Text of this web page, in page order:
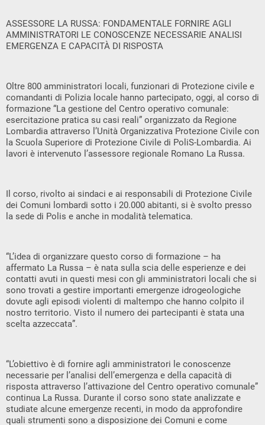
ASSESSORE LA RUSSA: FONDAMENTALE FORNIRE AGLI
AMMINISTRATORI LE CONOSCENZE NECESSARIE ANALISI
EMERGENZA E CAPACITÀ DI RISPOSTA
Oltre 800 amministratori locali, funzionari di Protezione civile e
comandanti di Polizia locale hanno partecipato, oggi, al corso di
formazione “La gestione del Centro operativo comunale:
esercitazione pratica su casi reali” organizzato da Regione
Lombardia attraverso l’Unità Organizzativa Protezione Civile con
la Scuola Superiore di Protezione Civile di PoliS-Lombardia. Ai
lavori è intervenuto l’assessore regionale Romano La Russa.
Il corso, rivolto ai sindaci e ai responsabili di Protezione Civile
dei Comuni lombardi sotto i 20.000 abitanti, si è svolto presso
la sede di Polis e anche in modalità telematica.
“L’idea di organizzare questo corso di formazione – ha
affermato La Russa – è nata sulla scia delle esperienze e dei
contatti avuti in questi mesi con gli amministratori locali che si
sono trovati a gestire importanti emergenze idrogeologiche
dovute agli episodi violenti di maltempo che hanno colpito il
nostro territorio. Visto il numero dei partecipanti è stata una
scelta azzeccata”.
“L’obiettivo è di fornire agli amministratori le conoscenze
necessarie per l’analisi dell’emergenza e della capacità di
risposta attraverso l’attivazione del Centro operativo comunale”
continua La Russa. Durante il corso sono state analizzate e
studiate alcune emergenze recenti, in modo da approfondire
quali strumenti sono a disposizione dei Comuni e come